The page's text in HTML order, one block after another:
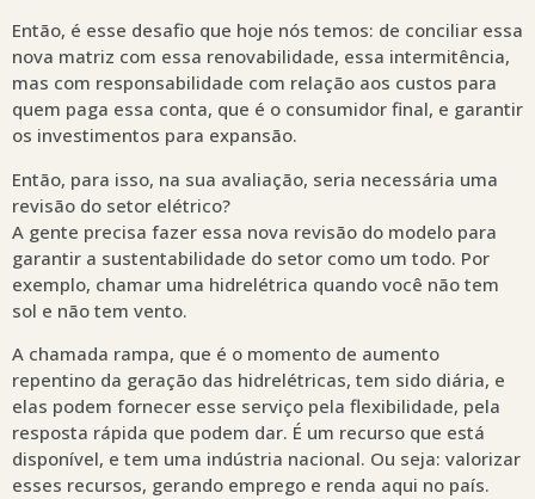
Então, é esse desafio que hoje nós temos: de conciliar essa
nova matriz com essa renovabilidade, essa intermitência,
mas com responsabilidade com relação aos custos para
quem paga essa conta, que é o consumidor final, e garantir
os investimentos para expansão.
Então, para isso, na sua avaliação, seria necessária uma
revisão do setor elétrico?
A gente precisa fazer essa nova revisão do modelo para
garantir a sustentabilidade do setor como um todo. Por
exemplo, chamar uma hidrelétrica quando você não tem
sol e não tem vento.
A chamada rampa, que é o momento de aumento
repentino da geração das hidrelétricas, tem sido diária, e
elas podem fornecer esse serviço pela flexibilidade, pela
resposta rápida que podem dar. É um recurso que está
disponível, e tem uma indústria nacional. Ou seja: valorizar
esses recursos, gerando emprego e renda aqui no país.